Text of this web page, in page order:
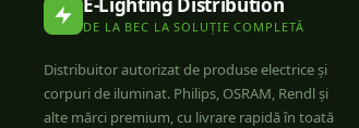
DE LA BEC LA SOLUȚIE COMPLETĂ
Distribuitor autorizat de produse electrice și
corpuri de iluminat. Philips, OSRAM, Rendl și
alte mărci premium, cu livrare rapidă în toată